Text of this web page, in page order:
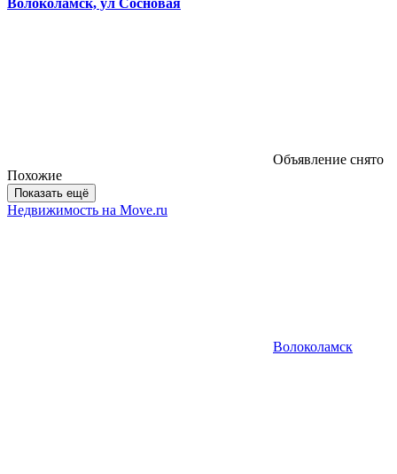
Волоколамск, ул Сосновая
Объявление снято
Похожие
Показать ещё
Недвижимость на Move.ru
Волоколамск